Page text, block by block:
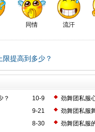
同情 流汗
提高到多少？
10-9
？
劲舞团私服
9-21
劲舞团私服
8-30
劲舞团私服